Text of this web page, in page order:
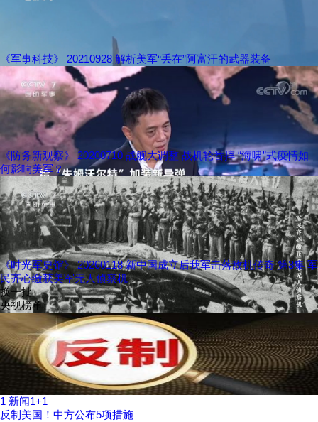
《军事科技》 20210928 解析美军“丢在”阿富汗的武器装备
《防务新观察》 20200710 战舰大调整 战机轮番摔 “海啸”式疫情如
何影响美军？
《时光军史馆》 20260118 新中国成立后我军击落敌机传奇 第3集 军
民齐心缴获美军无人侦察机
换一批
央视榜单
1 新闻1+1
反制美国！中方公布5项措施